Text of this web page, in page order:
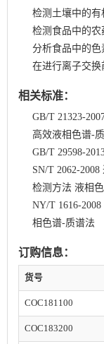
检测土壤中的有
检测食品中的
分析食品中的色
在进行离子交
相关标准：
GB/T 21323-
高效液相色谱-
GB/T 29598-
SN/T 2062-
检测方法 液相
NY/T 1616-
相色谱-质谱法
订购信息：
货号
COC181100
COC183200